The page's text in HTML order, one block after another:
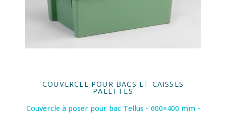
COUVERCLE POUR BACS ET CAISSES
PALETTES
Couvercle à poser pour bac Tellus - 600×400 mm -